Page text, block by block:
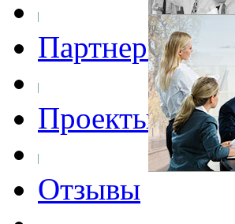
Партнеры
Проекты
Отзывы